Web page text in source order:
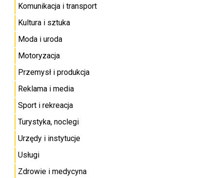
Komunikacja i transport
Kultura i sztuka
Moda i uroda
Motoryzacja
Przemysł i produkcja
Reklama i media
Sport i rekreacja
Turystyka, noclegi
Urzędy i instytucje
Usługi
Zdrowie i medycyna